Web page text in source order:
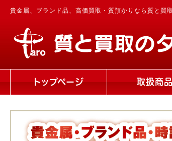
貴金属、ブランド品、高価買取・質預かりなら質と買
トップページ 取扱商